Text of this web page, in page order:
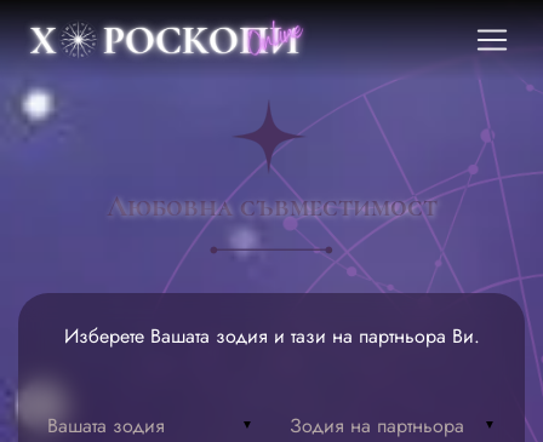
Любовна съвместимост
Изберете Вашата зодия и тази на партньора Ви.
▼
Вашата зодия ▼
Зодия на партньора